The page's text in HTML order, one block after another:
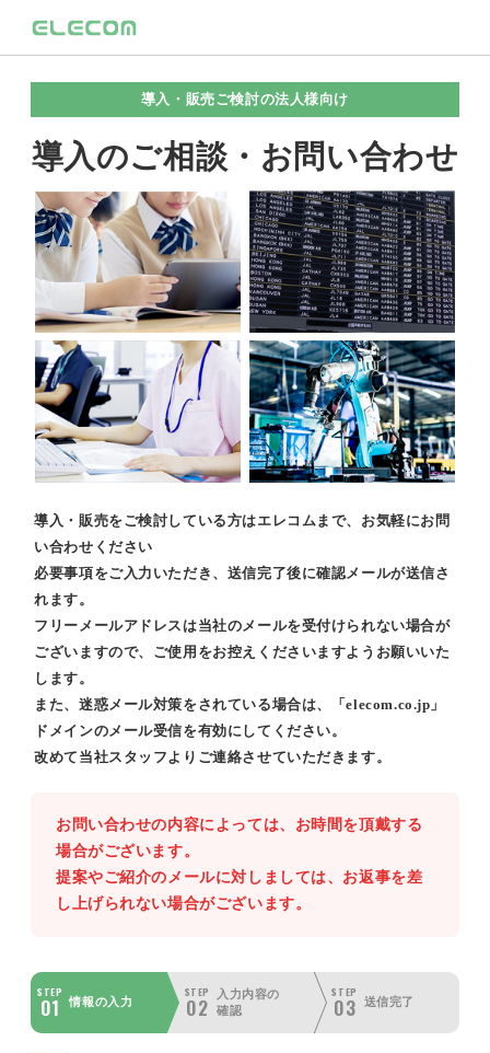
導入・販売ご検討の法人様向け
導入のご相談・お問い合わせ
導入・販売をご検討している方はエレコムまで、お気軽にお問
い合わせください
必要事項をご入力いただき、送信完了後に確認メールが送信さ
れます。
フリーメールアドレスは当社のメールを受付けられない場合が
ございますので、ご使用をお控えくださいますようお願いいた
します。
また、迷惑メール対策をされている場合は、「elecom.co.jp」
ドメインのメール受信を有効にしてください。
改めて当社スタッフよりご連絡させていただきます。
お問い合わせの内容によっては、お時間を頂戴する
場合がございます。
提案やご紹介のメールに対しましては、お返事を差
し上げられない場合がございます。
STEP
01 情報の入力
STEP
02
入力内容の
確認
STEP
03 送信完了